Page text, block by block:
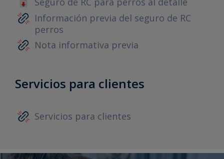
Información previa del seguro de RC
perros
Nota informativa previa
Servicios para clientes
Servicios para clientes